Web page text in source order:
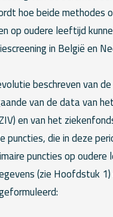
hoe beide
op oudere leeftijd
in België en
beschreven van
van de data van
en van het
die in deze
puncties op
(zie Hoofdstuk